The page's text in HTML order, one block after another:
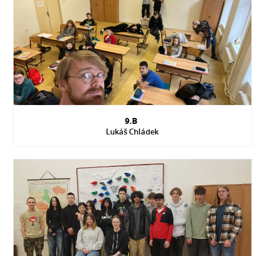
9.B
Lukáš Chládek